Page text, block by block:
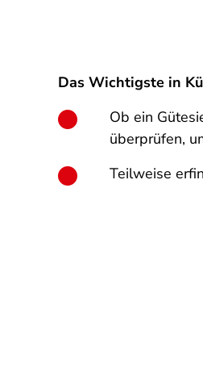
Das Wichtigste in
Ob ein
überprüfen,
Teilweise